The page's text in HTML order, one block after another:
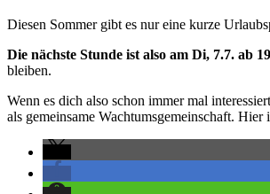
Diesen Sommer gibt es nur eine kurze
Die nächste Stunde ist also am Di, 7.7. ab
bleiben.
Wenn es dich also schon immer mal
als gemeinsame Wachtumsgemeinschaft.